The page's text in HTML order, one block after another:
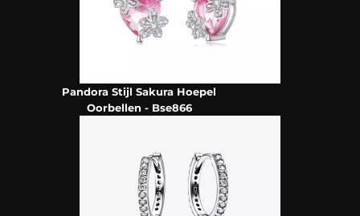
Pandora Stijl Sakura Hoepel
Oorbellen - Bse866